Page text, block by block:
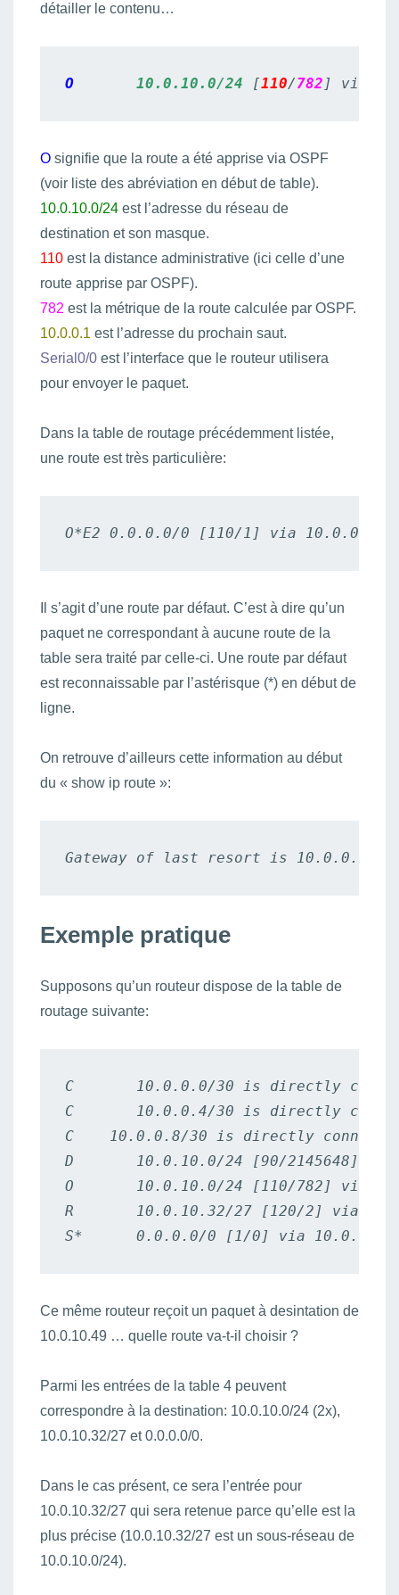
détailler le contenu…
O 10.0.10.0/24 [110/782 ] via
O signifie que la route a été apprise via OSPF
(voir liste des abréviation en début de table).
10.0.10.0/24 est l’adresse du réseau de
destination et son masque.
110 est la distance administrative (ici celle d’une
route apprise par OSPF).
782 est la métrique de la route calculée par OSPF.
10.0.0.1 est l’adresse du prochain saut.
Serial0/0 est l’interface que le routeur utilisera
pour envoyer le paquet.
Dans la table de routage précédemment listée,
une route est très particulière:
Il s’agit d’une route par défaut. C’est à dire qu’un
paquet ne correspondant à aucune route de la
table sera traité par celle-ci. Une route par défaut
est reconnaissable par l’astérisque (*) en début de
ligne.
On retrouve d’ailleurs cette information au début
du « show ip route »:
Exemple pratique
Supposons qu’un routeur dispose de la table de
routage suivante:
C       10.0.0.0/30 is directly
C       10.0.0.4/30 is directly
C    10.0.0.8/30 is directly
D       10.0.10.0/24 [90/2145648]
O       10.0.10.0/24 [110/782] via
R       10.0.10.32/27 [120/2] via
S*      0.0.0.0/0 [1/0] via 10.0.0.2
Ce même routeur reçoit un paquet à desintation de
10.0.10.49 … quelle route va-t-il choisir ?
Parmi les entrées de la table 4 peuvent
correspondre à la destination: 10.0.10.0/24 (2x),
10.0.10.32/27 et 0.0.0.0/0.
Dans le cas présent, ce sera l’entrée pour
10.0.10.32/27 qui sera retenue parce qu’elle est la
plus précise (10.0.10.32/27 est un sous-réseau de
10.0.10.0/24).